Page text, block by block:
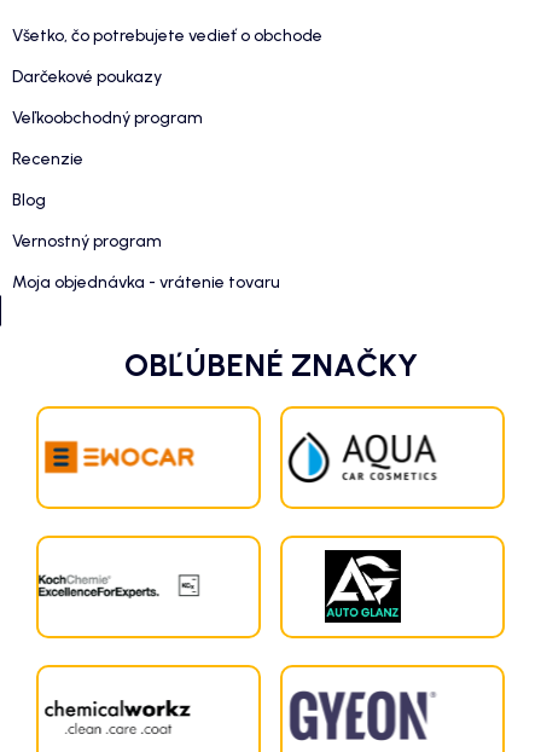
Všetko, čo potrebujete vedieť o obchode
Darčekové poukazy
Veľkoobchodný program
Recenzie
Blog
Vernostný program
Moja objednávka - vrátenie tovaru
OBĽÚBENÉ ZNAČKY